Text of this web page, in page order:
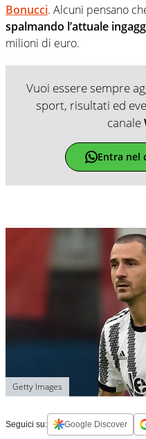
Bonucci. Alcuni pensano
spalmando l’attuale
milioni di euro.
Vuoi essere sempre
sport, risultati ed
canale
Entra nel
Getty Images
Seguici su: Google Discover